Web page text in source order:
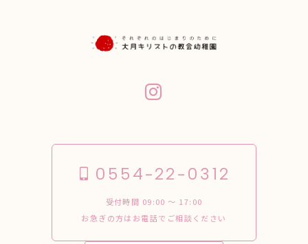
0554-22-0312
受付時間 09:00 〜 17:00
お急ぎの方はお電話でご相談ください